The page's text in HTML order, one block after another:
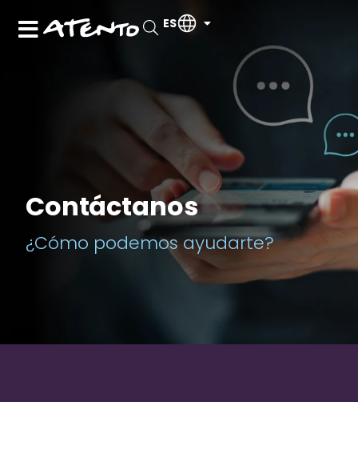
ES
Contáctanos
¿Cómo podemos ayudarte?